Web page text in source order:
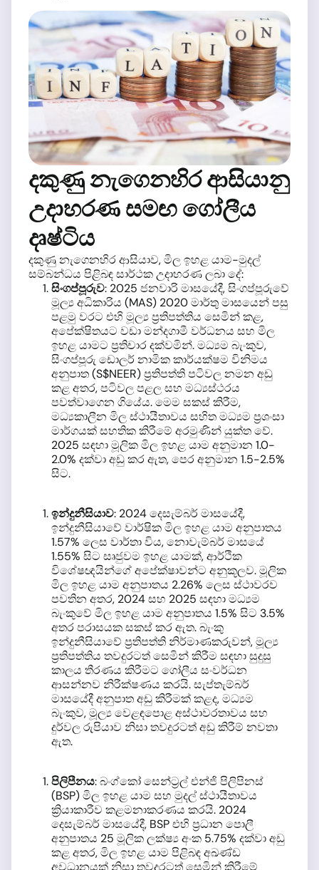
දකුණු නැගෙනහිර ආසියානු
උදාහරණ සමඟ ගෝලීය
දෘෂ්ටිය
දකුණු නැගෙනහිර ආසියාව, මිල ඉහළ යාම-මුදල්
සම්බන්ධය පිළිබඳ සාර්ථක උදාහරණ ලබා දේ:
සිංගප්පූරුව: 2025 ජනවාරි මාසයේදී, සිංගප්පූරුවේ
මූල්‍ය අධිකාරිය (MAS) 2020 මාර්තු මාසයෙන් පසු
පළමු වරට එහි මූල්‍ය ප්‍රතිපත්තිය සෙමින් කළ,
අපේක්ෂිතයට වඩා මන්දගාමී වර්ධනය සහ මිල
ඉහළ යාමට ප්‍රතිචාර දක්වමින්. මධ්‍යම බැංකුව,
සිංගප්පූරු ඩොලර් නාමික කාර්යක්ෂම විනිමය
අනුපාත (S$NEER) ප්‍රතිපත්ති පටිවල නමන අඩු
කළ අතර, පටිවල පළල සහ මධ්‍යස්ථරය
පවත්වාගෙන ගියේය. මෙම සකස් කිරීම,
මධ්‍යකාලීන මිල ස්ථායීතාවය සහිත මධ්‍යම ප්‍රශංසා
මාර්ගයක් සහතික කිරීමේ අරමුණින් යුක්ත වේ.
2025 සඳහා මූලික මිල ඉහළ යාම අනුමාන 1.0-
2.0% දක්වා අඩු කර ඇත, පෙර අනුමාන 1.5-2.5%
සිට.
ඉන්දුනීසියාව: 2024 දෙසැම්බර් මාසයේදී,
ඉන්දුනීසියාවේ වාර්ෂික මිල ඉහළ යාම අනුපාතය
1.57% ලෙස වාර්තා විය, නොවැම්බර් මාසයේ
1.55% සිට සෘජුවම ඉහළ යාමක්, ආර්ථික
විශේෂඥයින්ගේ අපේක්ෂාවන්ට අනුකූලව. මූලික
මිල ඉහළ යාම අනුපාතය 2.26% ලෙස ස්ථාවරව
පවතින අතර, 2024 සහ 2025 සඳහා මධ්‍යම
බැංකුවේ මිල ඉහළ යාම අනුපාතය 1.5% සිට 3.5%
අතර පරාසයක සකස් කර ඇත. බැංකු
ඉන්දුනීසියාවේ ප්‍රතිපත්ති නිර්මාණකරුවන්, මූල්‍ය
ප්‍රතිපත්තිය තවදුරටත් සෙමින් කිරීම සඳහා සුදුසු
කාලය තීරණය කිරීමට ගෝලීය සංවර්ධන
ආසන්නව නිරීක්ෂණය කරයි. සැප්තැම්බර්
මාසයේදී අනුපාත අඩු කිරීමක් කළද, මධ්‍යම
බැංකුව, මූල්‍ය වෙළඳපොළ අස්ථාවරතාවය සහ
දුර්වල රුපියාව නිසා තවදුරටත් අඩු කිරීම් නවතා
ඇත.
පිලිපීනය: බංග්කෝ සෙන්ට්‍රල් එන්ජි පිලිපිනස්
(BSP) මිල ඉහළ යාම සහ මුදල් ස්ථායීතාවය
ක්‍රියාකාරීව කළමනාකරණය කරයි. 2024
දෙසැම්බර් මාසයේදී, BSP එහි ප්‍රධාන පොලී
අනුපාතය 25 මූලික ලක්ෂ්‍ය අංක 5.75% දක්වා අඩු
කළ අතර, මිල ඉහළ යාම පිළිබඳ අඛණ්ඩ
අවධානයක් නිසා තවදුරටත් සෙමින් කිරීමේ